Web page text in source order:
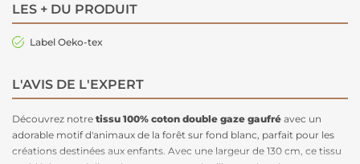
LES + DU PRODUIT
Label Oeko-tex
L'AVIS DE L'EXPERT
Découvrez notre tissu 100% coton double gaze gaufré avec un
adorable motif d'animaux de la forêt sur fond blanc, parfait pour les
créations destinées aux enfants. Avec une largeur de 130 cm, ce tissu